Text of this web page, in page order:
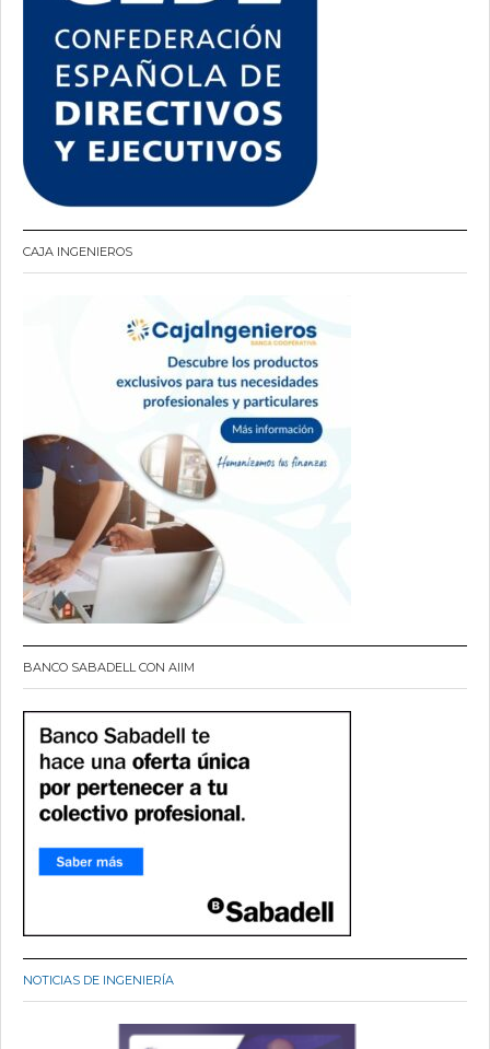
CAJA INGENIEROS
BANCO SABADELL CON AIIM
NOTICIAS DE INGENIERÍA